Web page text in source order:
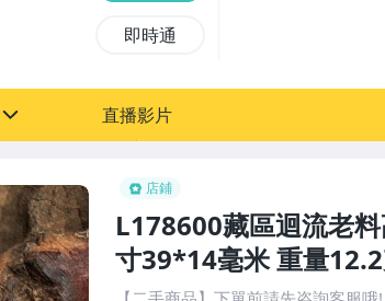
店鋪
L178600藏區迴流老
寸39*14毫米 重量
即時通
直播影片